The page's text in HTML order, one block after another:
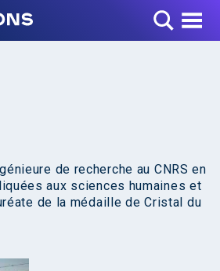
Toggle Menu
de recherche au CNRS en
aux sciences humaines et
de la médaille de Cristal du